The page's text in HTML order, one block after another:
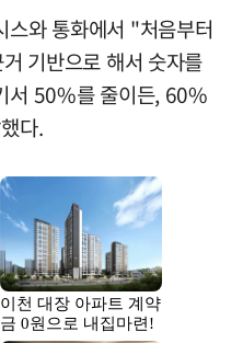
와 통화에서 "처음부터
기반으로 해서 숫자를
서 50%를 줄이든, 60%
다.